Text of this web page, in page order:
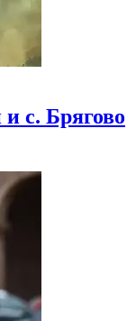
с. Брягово